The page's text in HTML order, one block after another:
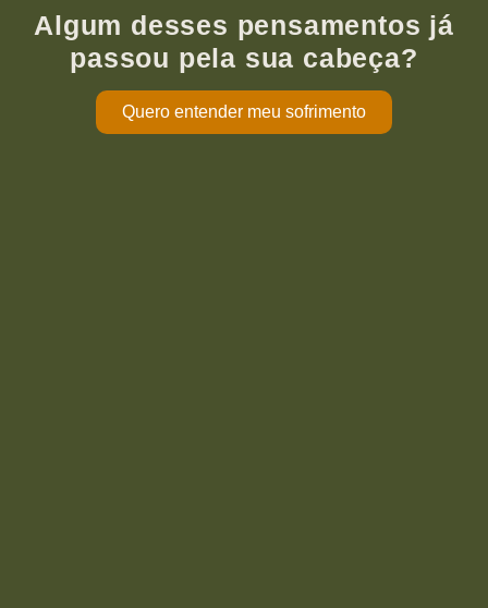
Algum desses pensamentos já
passou pela sua cabeça?
Quero entender meu sofrimento